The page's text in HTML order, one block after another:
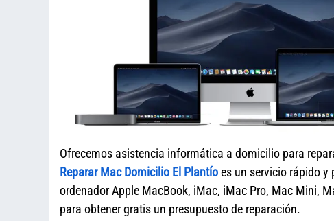
Ofrecemos asistencia informática a domicilio para
Reparar Mac Domicilio El Plantíoes un servicio rápido y
ordenador Apple MacBook, iMac, iMac Pro, Mac Mini,
para obtener gratis un presupuesto de reparación.